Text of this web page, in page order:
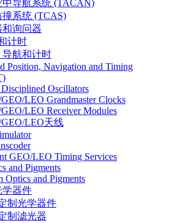
中导航系统 (TACAN)
系统 (TCAS)
和询问器
计时
导航和计时
Position, Navigation and Timing
Oscillators
LEO Grandmaster Clocks
LEO Receiver Modules
GEO/LEO天线
GEO/LEO Timing Services
and Pigments
Optics and Pigments
学器件
制光学器件
制滤光器